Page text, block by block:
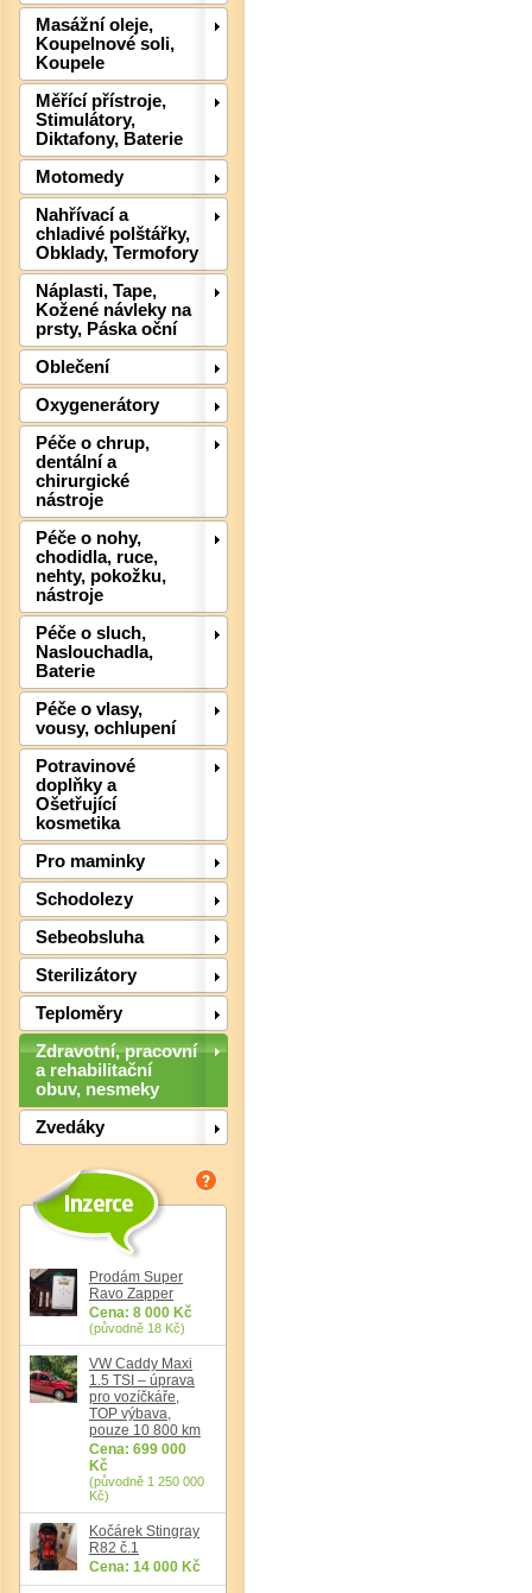
Masážní oleje,
Koupelnové soli,
Koupele
Měřící přístroje,
Stimulátory,
Diktafony, Baterie
Motomedy
Nahřívací a
chladivé polštářky,
Obklady, Termofory
Náplasti, Tape,
Kožené návleky na
prsty, Páska oční
Oblečení
Oxygenerátory
Péče o chrup,
dentální a
chirurgické
nástroje
Péče o nohy,
chodidla, ruce,
nehty, pokožku,
nástroje
Péče o sluch,
Naslouchadla,
Baterie
Péče o vlasy,
vousy, ochlupení
Potravinové
doplňky a
Ošetřující
kosmetika
Pro maminky
Schodolezy
Sebeobsluha
Sterilizátory
Teploměry
Zdravotní, pracovní
a rehabilitační
obuv, nesmeky
Zvedáky
Prodám Super
Ravo Zapper
Cena: 8 000 Kč
(původně 18 Kč)
VW Caddy Maxi
1.5 TSI – úprava
pro vozíčkáře,
TOP výbava,
pouze 10 800 km
Cena: 699 000
Kč
(původně 1 250 000
Kč)
Kočárek Stingray
R82 č.1
Cena: 14 000 Kč